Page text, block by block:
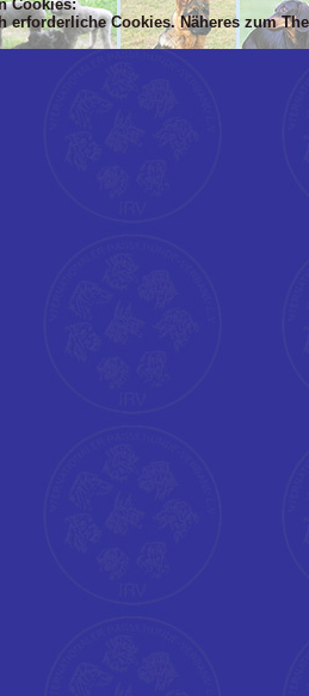
Cookies:
erforderliche Cookies. Näheres zum
mlAN, mlsBOD